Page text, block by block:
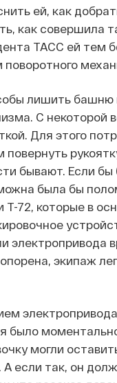
ей, как
как совершила
ТАСС ей тем
лишить
С некоторой
Для этого
бывают. Если
была бы
Т-72, которые в
экипаж
было
могли
если так, он